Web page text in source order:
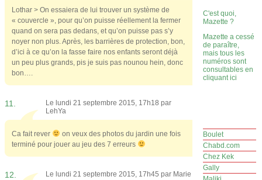
Lothar > On essaiera de lui trouver un système de
« couvercle », pour qu’on puisse réellement la fermer
quand on sera pas dedans, et qu’on puisse pas s’y
noyer non plus. Après, les barrières de protection, bon,
d’ici à ce qu’on la fasse faire nos enfants seront déjà
un peu plus grands, pis je suis pas nounou hein, donc
bon….
11.
Le lundi 21 septembre 2015, 17h18 par
LehYa
Ca fait rever
on veux des photos du jardin une fois
terminé pour jouer au jeu des 7 erreurs
12. Le lundi 21 septembre 2015, 17h45 par Marie
C'est quoi,
Mazette ?
Mazette a cessé
de paraître,
mais tous les
numéros sont
consultables en
cliquant ici
Boulet
Chabd.com
Chez Kek
Gally